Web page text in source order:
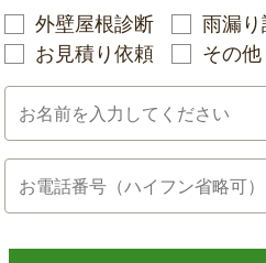
外壁屋根診断
雨漏
お見積り依頼
その他